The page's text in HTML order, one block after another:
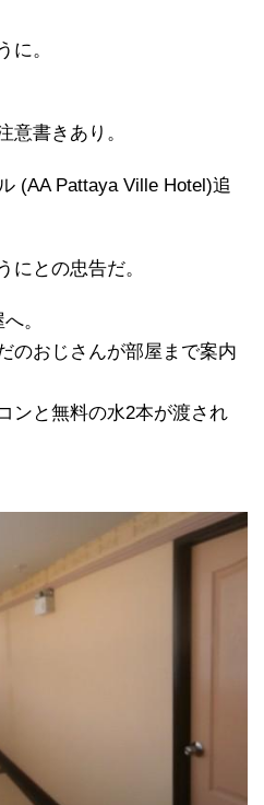
に。
意書きあり。
にとの忠告だ。
。
のおじさんが部屋まで案内
ンと無料の水2本が渡され